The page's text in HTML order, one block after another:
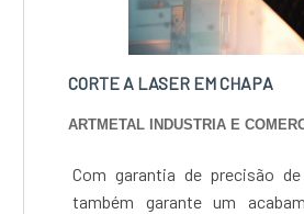
CORTE A LASER EM CHAPA
ARTMETAL INDUSTRIA E
Com garantia de precisão
também garante um